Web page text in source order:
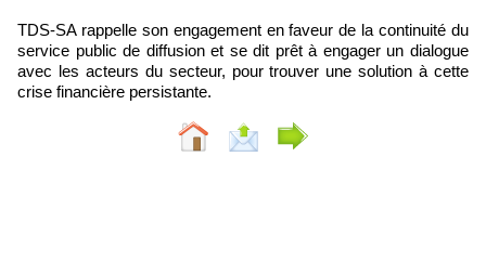
TDS-SA rappelle son engagement en faveur de la continuité du
service public de diffusion et se dit prêt à engager un dialogue
avec les acteurs du secteur, pour trouver une solution à cette
crise financière persistante.